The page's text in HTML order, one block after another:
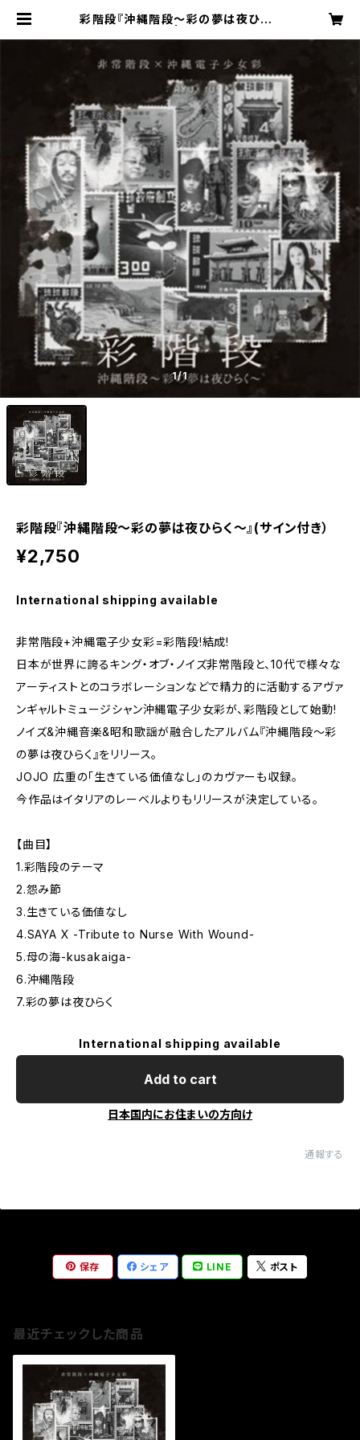
彩階段『沖縄階段～彩の夢は夜ひらく
ンショップ
1/1
彩階段『沖縄階段～彩の夢は夜ひらく～』(サイン付き）
¥2,750
International shipping available
非常階段+沖縄電子少女彩=彩階段!結成!
日本が世界に誇るキング・オブ・ノイズ非常階段と、10代で様々な
アーティストとのコラボレーションなどで精力的に活動するアヴァ
ンギャルトミュージシャン沖縄電子少女彩が、彩階段として始動!
ノイズ&沖縄音楽&昭和歌謡が融合したアルバム『沖縄階段～彩
の夢は夜ひらく』をリリース。
JOJO 広重の「生きている価値なし」のカヴァーも収録。
今作品はイタリアのレーベルよりもリリースが決定している。
【曲目】
1.彩階段のテーマ
2.怨み節
3.生きている価値なし
4.SAYA X -Tribute to Nurse With Wound-
5.母の海-kusakaiga-
6.沖縄階段
7.彩の夢は夜ひらく
International shipping available
Add to cart
日本国内にお住まいの方向け
通報する
保存 シェア LINE ポスト
最近チェックした商品